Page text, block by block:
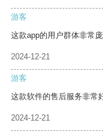
游客
这款app的用户群体非常
2024-12-21
游客
这款软件的售后服务非常
2024-12-21